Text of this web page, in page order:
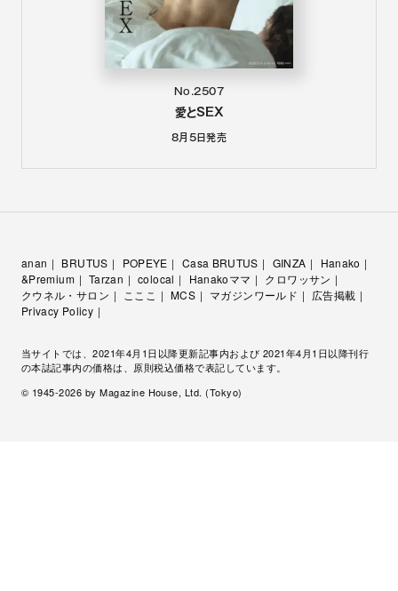
No.2507
愛とSEX
8月5日発売
anan BRUTUS POPEYE Casa BRUTUS GINZA
Hanako
&Premium
Tarzan colocal Hanakoママ
クロワッサン
クウネル・サロン
こここ MCS マガジンワールド
広告掲載
Privacy Policy
当サイトでは、2021年4月1日以降更新記事内および 2021年4月1日以降刊行
の本誌記事内の価格は、原則税込価格で表記しています。
© 1945-2026 by Magazine House, Ltd. (Tokyo)